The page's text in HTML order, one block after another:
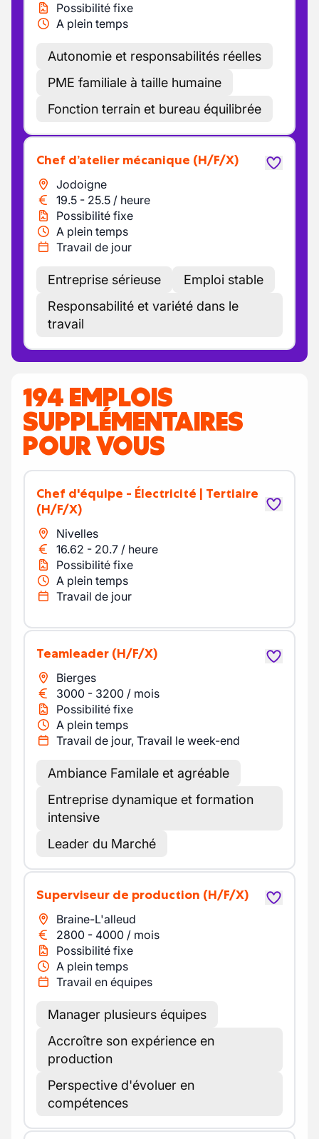
Possibilité fixe
A plein temps
Autonomie et responsabilités réelles
PME familiale à taille humaine
Fonction terrain et bureau équilibrée
Chef d’atelier mécanique (H/F/X)
Jodoigne
19.5 - 25.5 / heure
Possibilité fixe
A plein temps
Travail de jour
Entreprise sérieuse
Emploi stable
Responsabilité et variété dans le
travail
194 EMPLOIS
SUPPLÉMENTAIRES
POUR VOUS
Chef d'équipe - Électricité | Tertiaire
(H/F/X)
Nivelles
16.62 - 20.7 / heure
Possibilité fixe
A plein temps
Travail de jour
Teamleader (H/F/X)
Bierges
3000 - 3200 / mois
Possibilité fixe
A plein temps
Travail de jour, Travail le week-end
Ambiance Familale et agréable
Entreprise dynamique et formation
intensive
Leader du Marché
Superviseur de production (H/F/X)
Braine-L'alleud
2800 - 4000 / mois
Possibilité fixe
A plein temps
Travail en équipes
Manager plusieurs équipes
Accroître son expérience en
production
Perspective d'évoluer en
compétences